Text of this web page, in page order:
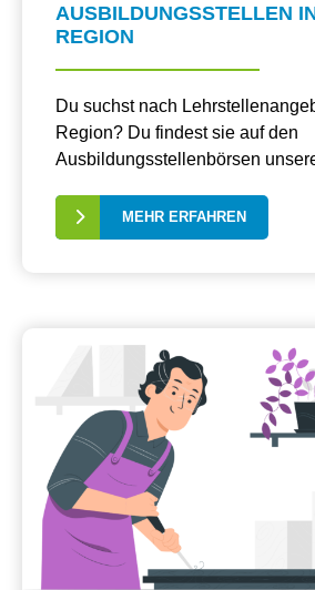
AUSBILDUNGSSTELLEN
REGION
Du suchst nach
Region? Du findest sie auf den
Ausbildungsstellenbörsen
MEHR ERFAHREN